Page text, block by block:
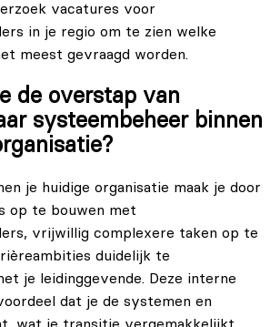
vacatures voor
in je regio om te zien welke
meest gevraagd worden.
de overstap van
systeembeheer binnen
je huidige organisatie maak je door
op te bouwen met
vrijwillig complexere taken op te
duidelijk te
je leidinggevende. Deze interne
dat je de systemen en
wat je transitie vergemakkelijkt.